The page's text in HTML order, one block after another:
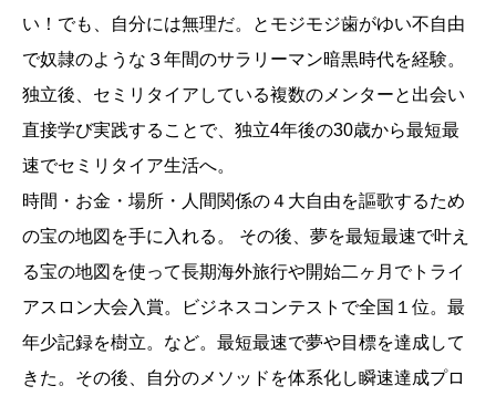
い！でも、自分には無理だ。とモジモジ歯がゆい不自由
で奴隷のような３年間のサラリーマン暗黒時代を経験。
独立後、セミリタイアしている複数のメンターと出会い
直接学び実践することで、独立4年後の30歳から最短最
速でセミリタイア生活へ。
時間・お金・場所・人間関係の４大自由を謳歌するため
の宝の地図を手に入れる。 その後、夢を最短最速で叶え
る宝の地図を使って長期海外旅行や開始二ヶ月でトライ
アスロン大会入賞。ビジネスコンテストで全国１位。最
年少記録を樹立。など。最短最速で夢や目標を達成して
きた。その後、自分のメソッドを体系化し瞬速達成プロ